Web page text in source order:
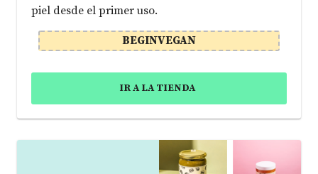
piel desde el primer uso.
BEGINVEGAN
IR A LA TIENDA